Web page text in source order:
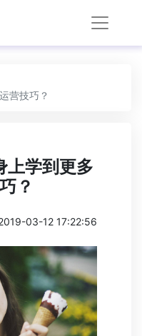
营技巧？
上学到更多
？
03-12 17:22:56